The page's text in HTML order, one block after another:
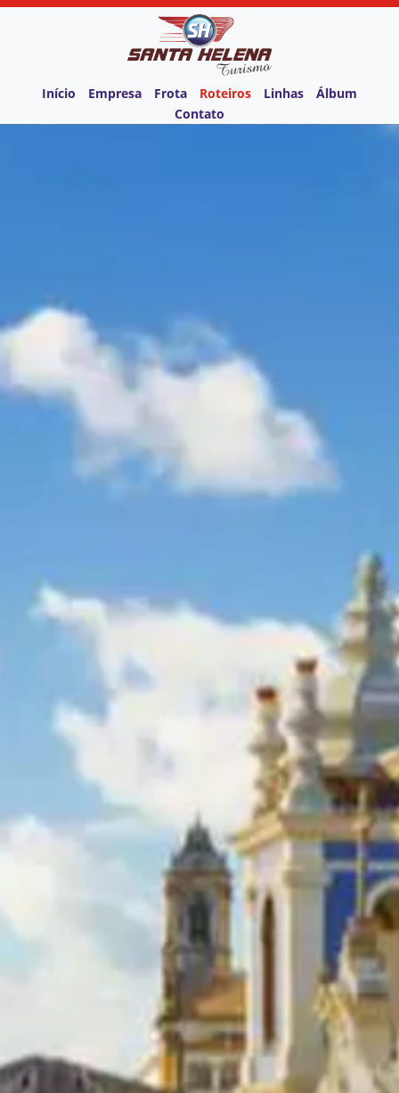
Início Empresa Frota Roteiros Linhas
Álbum
Contato